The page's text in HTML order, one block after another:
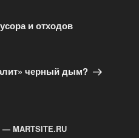
и отходов
черный дым?
MARTSITE.RU